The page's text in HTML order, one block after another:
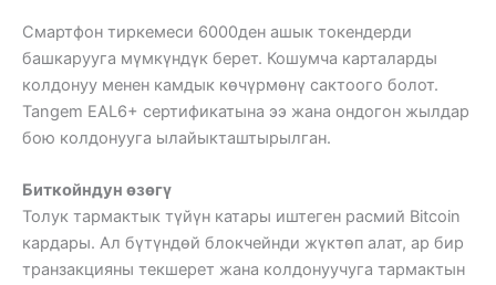
Смартфон тиркемеси 6000ден ашык токендерди
башкарууга мүмкүндүк берет. Кошумча карталарды
колдонуу менен камдык көчүрмөнү сактоого болот.
Tangem EAL6+ сертификатына ээ жана ондогон жылдар
бою колдонууга ылайыкташтырылган.
Биткойндун өзөгү
Толук тармактык түйүн катары иштеген расмий Bitcoin
кардары. Ал бүтүндөй блокчейнди жүктөп алат, ар бир
транзакцияны текшерет жана колдонуучуга тармактын